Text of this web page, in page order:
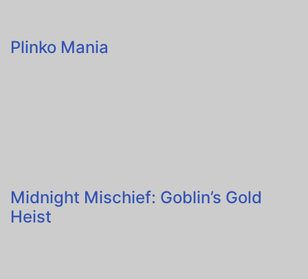
Plinko Mania
Midnight Mischief: Goblin’s Gold
Heist